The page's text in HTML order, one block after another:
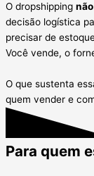
O dropshipping
decisão logística
precisar de
Você vende, o
O que sustenta
quem vender e
Para quem